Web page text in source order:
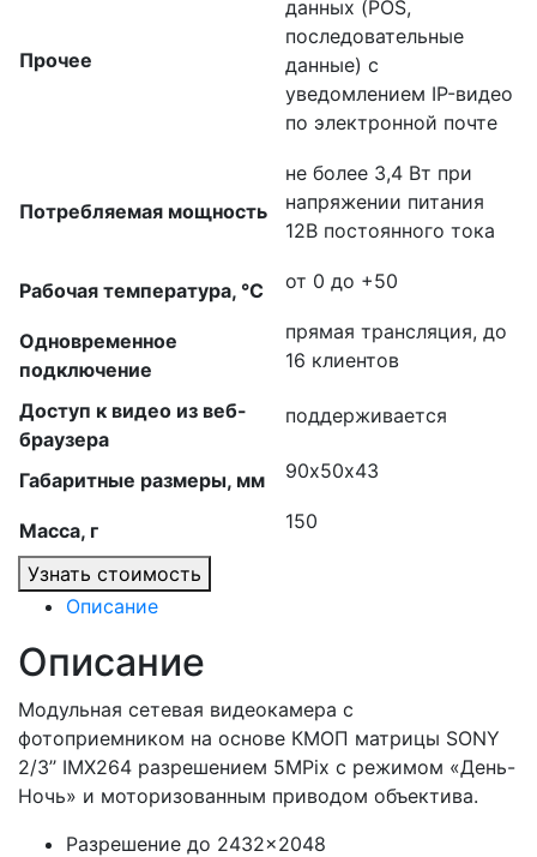
Прочее
данных (POS,
последовательные
данные) с
уведомлением IP-видео
по электронной почте
Потребляемая мощность
не более 3,4 Вт при
напряжении питания
12В постоянного тока
Рабочая температура, °C от 0 до +50
Одновременное
подключение
прямая трансляция, до
16 клиентов
Доступ к видео из веб-
браузера
поддерживается
Габаритные размеры, мм 90х50х43
Масса, г 150
Узнать стоимость
Описание
Описание
Модульная сетевая видеокамера с
фотоприемником на основе КМОП матрицы SONY
2/3’’ IMX264 разрешением 5MPix с режимом «День-
Ночь» и моторизованным приводом объектива.
Разрешение до 2432×2048